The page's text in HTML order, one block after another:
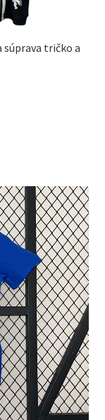
súprava tričko a
vybrať
na
stránke